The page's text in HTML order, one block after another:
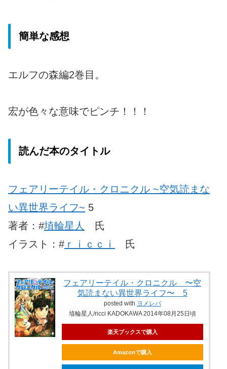
簡単な感想
エルフの森編2巻目。
宏が色々な意味でピンチ！！！
読んだ本のタイトル
フェアリーテイル・クロニクル ~空気読まな
い異世界ライフ~ 5
著者：#埴輪星人
氏
イラスト：# ｒｉｃｃｉ 氏
フェアリーテイル・クロニクル 〜空
気読まない異世界ライフ〜 5
posted with ヨメレバ
埴輪星人/ricci KADOKAWA 2014年08月25日頃
楽天ブックスで購入
Amazonで購入